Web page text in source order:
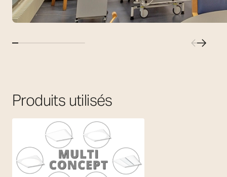
Produits utilisés